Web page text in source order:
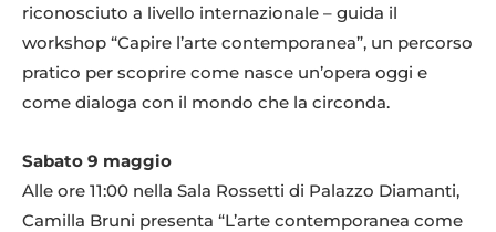
riconosciuto a livello internazionale – guida il
workshop “Capire l’arte contemporanea”, un percorso
pratico per scoprire come nasce un’opera oggi e
come dialoga con il mondo che la circonda.
Sabato 9 maggio
Alle ore 11:00 nella Sala Rossetti di Palazzo Diamanti,
Camilla Bruni presenta “L’arte contemporanea come